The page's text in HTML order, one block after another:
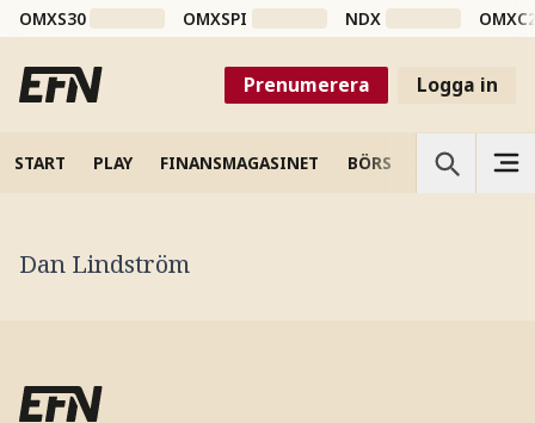
OMXS30 OMXSPI NDX
Prenumerera Logga in
START PLAY FINANSMAGASINET BÖRS VETENSKAP
Dan Lindström